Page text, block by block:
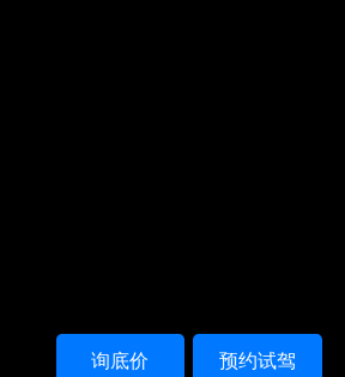
预约试驾
询底价